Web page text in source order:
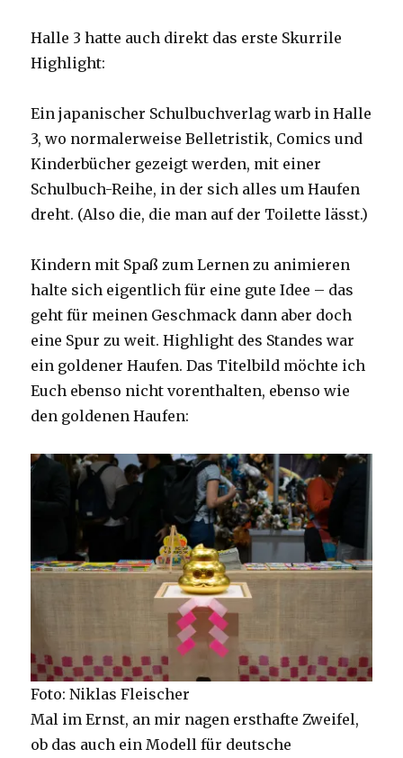
Halle 3 hatte auch direkt das erste Skurrile
Highlight:
Ein japanischer Schulbuchverlag warb in Halle
3, wo normalerweise Belletristik, Comics und
Kinderbücher gezeigt werden, mit einer
Schulbuch-Reihe, in der sich alles um Haufen
dreht. (Also die, die man auf der Toilette lässt.)
Kindern mit Spaß zum Lernen zu animieren
halte sich eigentlich für eine gute Idee – das
geht für meinen Geschmack dann aber doch
eine Spur zu weit. Highlight des Standes war
ein goldener Haufen. Das Titelbild möchte ich
Euch ebenso nicht vorenthalten, ebenso wie
den goldenen Haufen:
Foto: Niklas Fleischer
Mal im Ernst, an mir nagen ersthafte Zweifel,
ob das auch ein Modell für deutsche